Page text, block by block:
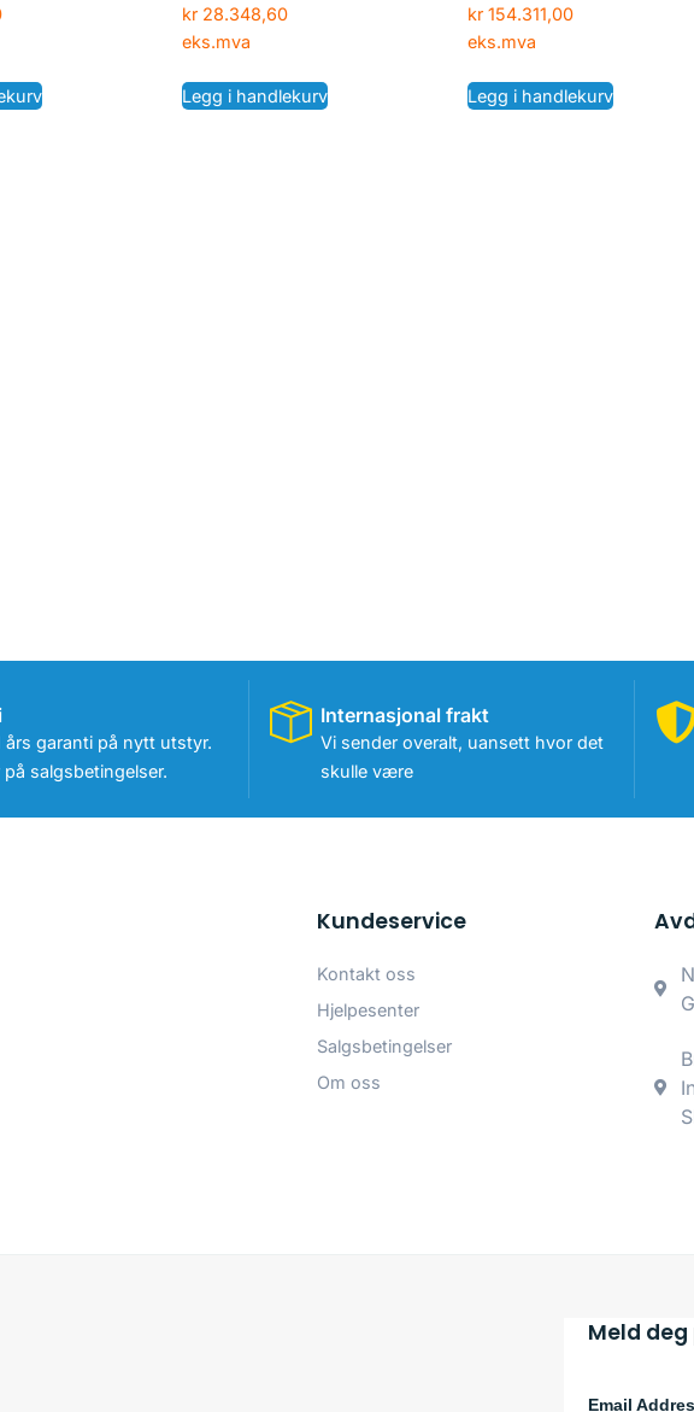
kr28.348,60
eks.mva
Legg i handlekurv
kr154.311,00
eks.mva
Legg i handlekurv
års garanti på nytt utstyr.
på salgsbetingelser.
Internasjonal frakt
Vi sender overalt, uansett hvor det
skulle være
Kundeservice
Kontakt oss
Hjelpesenter
Salgsbetingelser
Om oss
Meld
Email